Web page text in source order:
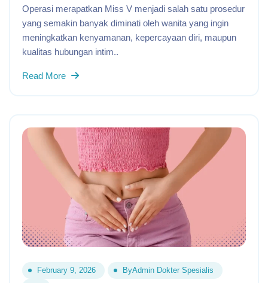
Operasi merapatkan Miss V menjadi salah satu prosedur
yang semakin banyak diminati oleh wanita yang ingin
meningkatkan kenyamanan, kepercayaan diri, maupun
kualitas hubungan intim..
Read More
February 9, 2026 ByAdmin Dokter Spesialis